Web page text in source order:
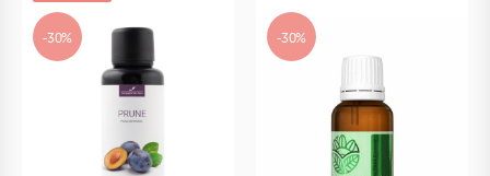
-30% -30%